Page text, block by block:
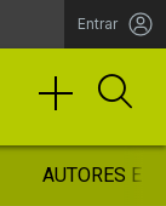
Entrar
AUTORES